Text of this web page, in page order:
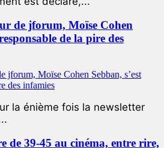
de jforum, Moïse Cohen
de la pire des
la énième fois la newsletter
de 39-45 au cinéma, entre rire,